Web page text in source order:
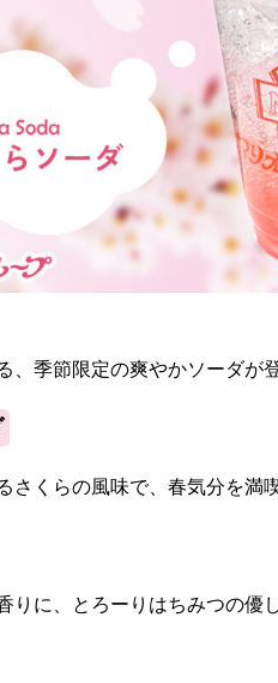
、季節限定の爽やかソーダが
さくらの風味で、春気分を満
りに、とろーりはちみつの優